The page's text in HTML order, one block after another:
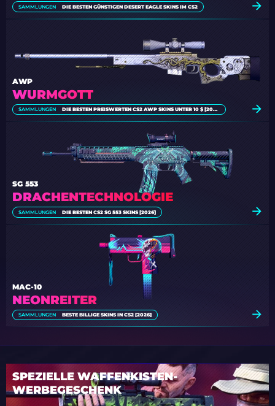
SAMMLUNGEN DIE BESTEN GÜNSTIGEN DESERT EAGLE SKINS IM CS2
WURMGOTT
AWP
SAMMLUNGEN DIE BESTEN PREISWERTEN CS2 AWP SKINS UNTER 10 $ [2026]
DRACHENTECHNOLOGIE
SG 553
SAMMLUNGEN DIE BESTEN CS2 SG 553 SKINS [2026]
NEONREITER
MAC-10
SAMMLUNGEN BESTE BILLIGE SKINS IN CS2 [2026]
SPEZIELLE WAFFENKISTEN-
WERBEGESCHENK